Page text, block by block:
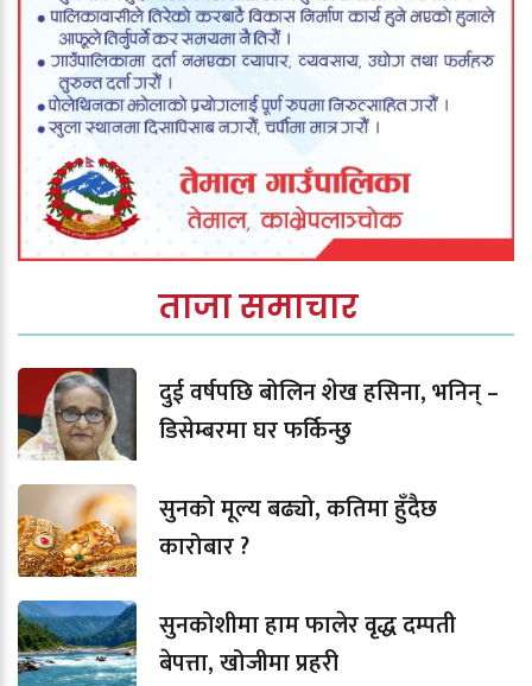
ताजा समाचार
दुई वर्षपछि बोलिन शेख हसिना, भनिन् –
डिसेम्बरमा घर फर्किन्छु
सुनको मूल्य बढ्यो, कतिमा हुँदैछ
कारोबार ?
सुनकोशीमा हाम फालेर वृद्ध दम्पती
बेपत्ता, खोजीमा प्रहरी